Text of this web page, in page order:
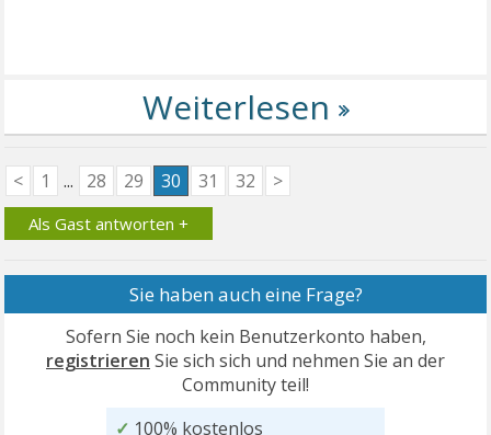
< 1 ... 28 29 30 31 32 >
Als Gast antworten +
Sie haben auch eine Frage?
Sofern Sie noch kein Benutzerkonto haben,
registrieren Sie sich sich und nehmen Sie an der
Community teil!
✓ 100% kostenlos